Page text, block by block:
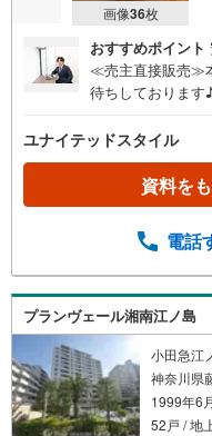
画像36枚
おすすめポイント
≪売主直接販売≫
待ちしております
マンション。湘南
たペット2匹まで
快適な暮らしが
江ノ島電鉄線の2
♪～引渡し後の保
「アフターサービ
加入済みです！
ユナイテッドスタイル
資料を
電話
プランヴェール湘南江ノ島
小田急江
神奈川県
1999年6
52戸 / 地